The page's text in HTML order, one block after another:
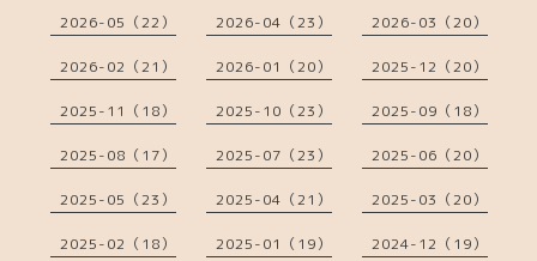
2026-05（22） 2026-04（23） 2026-03（20）
2026-02（21） 2026-01（20） 2025-12（20）
2025-11（18） 2025-10（23） 2025-09（18）
2025-08（17） 2025-07（23） 2025-06（20）
2025-05（23） 2025-04（21） 2025-03（20）
2025-02（18） 2025-01（19） 2024-12（19）